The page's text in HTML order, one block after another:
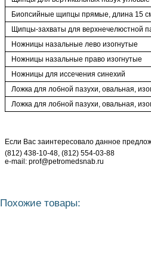
Биопсийные щипцы прямые, длина 15
Щипцы-захваты для верхнечелюстной
Ножницы назальные лево изогнутые
Ножницы назальные право изогнутые
Ножницы для иссечения синехий
Ложка для лобной пазухи, овальная,
Ложка для лобной пазухи, овальная,
Если Вас заинтересовало данное
(812) 438-10-48, (812) 554-03-88
e-mail: prof@petromedsnab.ru
Похожие товары: